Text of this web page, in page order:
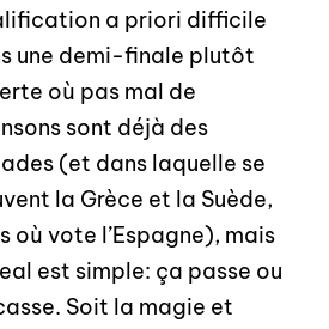
a priori difficile
une demi-finale plutôt
où pas mal de
sont déjà des
(et dans laquelle se
la Grèce et la Suède,
où vote l’Espagne), mais
est simple: ça passe ou
Soit la magie et